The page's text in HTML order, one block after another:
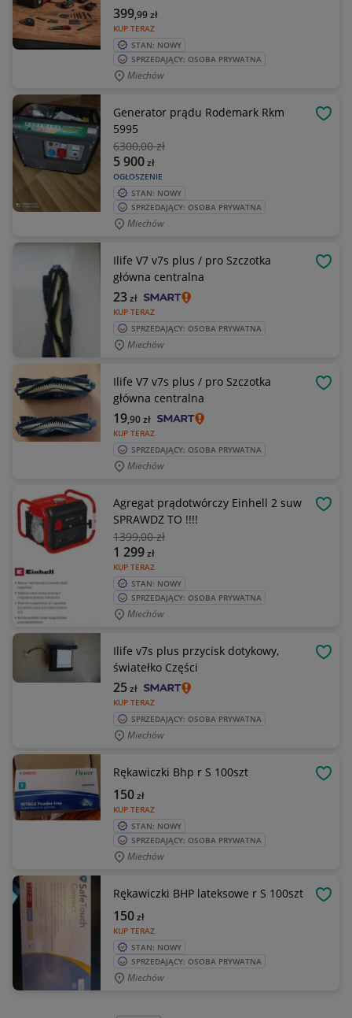
KUP TERAZ
399,99zł
STAN: NOWY
SPRZEDAJĄCY: OSOBA PRYWATNA
Miechów
Generator prądu Rodemark Rkm
5995
6300,00 zł
OGŁOSZENIE
5 900zł
STAN: NOWY
SPRZEDAJĄCY: OSOBA PRYWATNA
Miechów
Ilife V7 v7s plus / pro Szczotka
główna centralna
KUP TERAZ
23zł
SPRZEDAJĄCY: OSOBA PRYWATNA
Miechów
Ilife V7 v7s plus / pro Szczotka
główna centralna
KUP TERAZ
19,90zł
SPRZEDAJĄCY: OSOBA PRYWATNA
Miechów
Agregat prądotwórczy Einhell 2 suw
SPRAWDZ TO !!!!
1399,00 zł
KUP TERAZ
1 299zł
STAN: NOWY
SPRZEDAJĄCY: OSOBA PRYWATNA
Miechów
Ilife v7s plus przycisk dotykowy,
światełko Części
KUP TERAZ
25zł
SPRZEDAJĄCY: OSOBA PRYWATNA
Miechów
Rękawiczki Bhp r S 100szt
KUP TERAZ
150zł
STAN: NOWY
SPRZEDAJĄCY: OSOBA PRYWATNA
Miechów
Rękawiczki BHP lateksowe r S 100szt
KUP TERAZ
150zł
STAN: NOWY
SPRZEDAJĄCY: OSOBA PRYWATNA
Miechów